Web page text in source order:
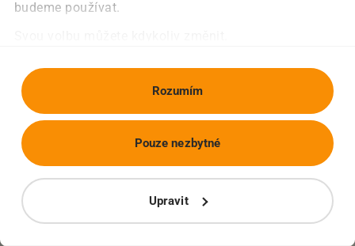
budeme používat.
Rozumím
Upravit
Pouze nezbytné